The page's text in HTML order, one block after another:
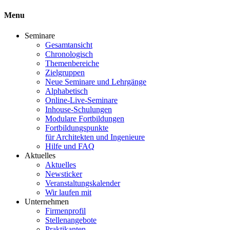
Menu
Seminare
Gesamtansicht
Chronologisch
Themenbereiche
Zielgruppen
Neue Seminare und Lehrgänge
Alphabetisch
Online-Live-Seminare
Inhouse-Schulungen
Modulare Fortbildungen
Fortbildungspunkte
für Architekten und Ingenieure
Hilfe und FAQ
Aktuelles
Aktuelles
Newsticker
Veranstaltungskalender
Wir laufen mit
Unternehmen
Firmenprofil
Stellenangebote